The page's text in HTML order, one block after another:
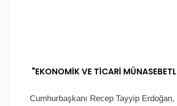
"EKONOMİK VE TİCARİ
Cumhurbaşkanı Recep Tayyip